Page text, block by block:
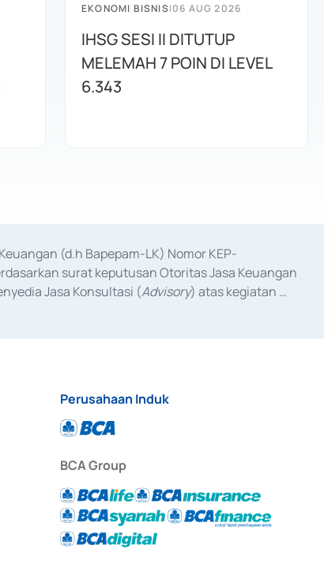
EKONOMI BISNIS|06 AUG 2026
IHSG SESI II DITUTUP
MELEMAH 7 POIN DI LEVEL
6.343
(d.h Bapepam-LK) Nomor KEP-
surat keputusan Otoritas Jasa Keuangan
Jasa Konsultasi (Advisory) atas kegiatan
Perusahaan Induk
BCA Group